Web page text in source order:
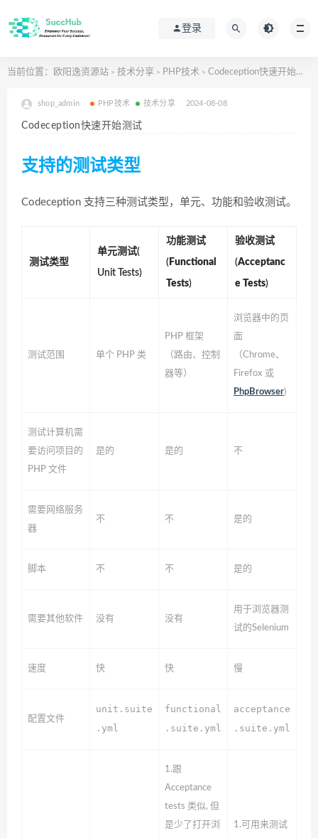
登录
当前位置： 欧阳逸资源站 > 技术分享 > PHP技术 > Codeception快速开始测试
shop_admin PHP技术 技术分享 2024-08-08
Codeception快速开始测试
支持的测试类型
Codeception 支持三种测试类型，单元、功能和验收测试。
测试类型
单元测试(
Unit Tests)
功能测试
( Functional
Tests)
验收测试
(Acceptanc
E Tests)
测试范围 单个 PHP 类
PHP 框架
（路由、控制
器等）
浏览器中的页
面
（Chrome、
Firefox 或
PhpBrowser)
测试计算机需
要访问项目的
PHP 文件
是的 是的 不
需要网络服务
器
不 不 是的
脚本 不 不 是的
需要其他软件 没有 没有
用于浏览器测
试的Selenium
速度 快 快 慢
配置文件
unit.suite
.yml
functional
.suite.yml
acceptance
.suite.yml
1.跟
Acceptance
tests 类似, 但
是少了打开浏
1.可用来测试